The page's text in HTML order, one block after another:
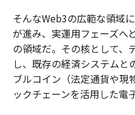
そんなWeb3の広範な領域
が進み、実運用フェーズへ
の領域だ。その核として、
し、既存の経済システムと
ブルコイン（法定通貨や現
ックチェーンを活用した電